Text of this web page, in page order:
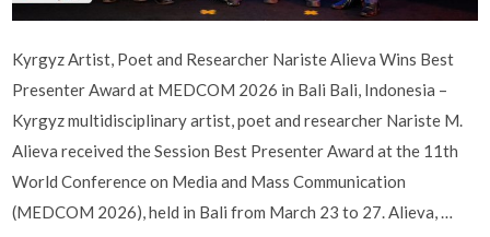
Kyrgyz Artist, Poet and Researcher Nariste Alieva Wins Best
Presenter Award at MEDCOM 2026 in Bali Bali, Indonesia –
Kyrgyz multidisciplinary artist, poet and researcher Nariste M.
Alieva received the Session Best Presenter Award at the 11th
World Conference on Media and Mass Communication
(MEDCOM 2026), held in Bali from March 23 to 27. Alieva, …